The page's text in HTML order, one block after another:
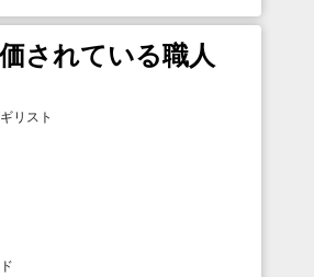
されている職人
リスト